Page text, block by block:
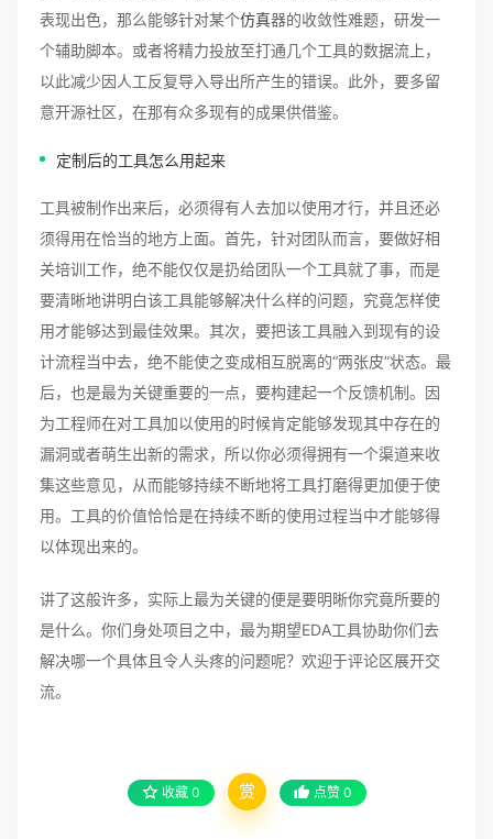
表现出色，那么能够针对某个仿真器的收敛性难题，研发一
个辅助脚本。或者将精力投放至打通几个工具的数据流上，
以此减少因人工反复导入导出所产生的错误。此外，要多留
意开源社区，在那有众多现有的成果供借鉴。
定制后的工具怎么用起来
工具被制作出来后，必须得有人去加以使用才行，并且还必
须得用在恰当的地方上面。首先，针对团队而言，要做好相
关培训工作，绝不能仅仅是扔给团队一个工具就了事，而是
要清晰地讲明白该工具能够解决什么样的问题，究竟怎样使
用才能够达到最佳效果。其次，要把该工具融入到现有的设
计流程当中去，绝不能使之变成相互脱离的“两张皮”状态。最
后，也是最为关键重要的一点，要构建起一个反馈机制。因
为工程师在对工具加以使用的时候肯定能够发现其中存在的
漏洞或者萌生出新的需求，所以你必须得拥有一个渠道来收
集这些意见，从而能够持续不断地将工具打磨得更加便于使
用。工具的价值恰恰是在持续不断的使用过程当中才能够得
以体现出来的。
讲了这般许多，实际上最为关键的便是要明晰你究竟所要的
是什么。你们身处项目之中，最为期望EDA工具协助你们去
解决哪一个具体且令人头疼的问题呢？欢迎于评论区展开交
流。
收藏 0 赏 点赞 0